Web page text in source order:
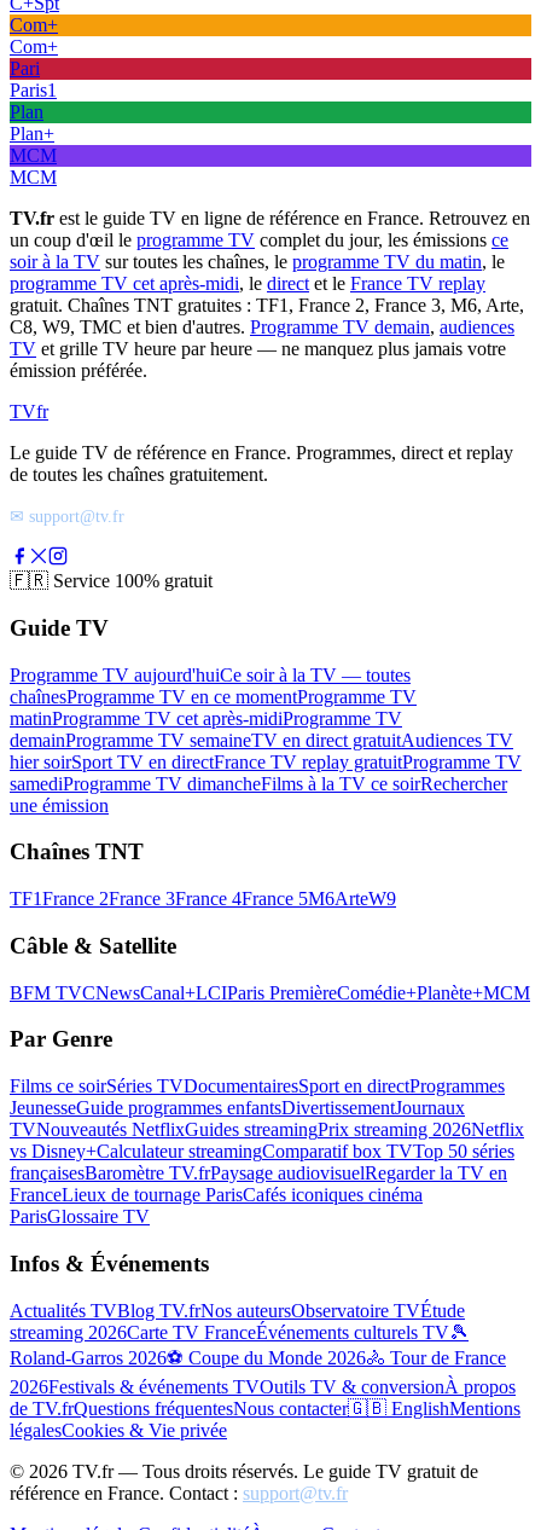
Com+
Com+
Pari
Paris1
Plan
Plan+
MCM
MCM
TV.fr est le guide TV en ligne de référence en France. Retrouvez en
un coup d'œil le programme TV complet du jour, les émissions ce
soir à la TV sur toutes les chaînes, le programme TV du matin, le
programme TV cet après-midi, le direct et le France TV replay
gratuit. Chaînes TNT gratuites : TF1, France 2, France 3, M6, Arte,
C8, W9, TMC et bien d'autres. Programme TV demain, audiences
TV et grille TV heure par heure — ne manquez plus jamais votre
émission préférée.
TVfr
Le guide TV de référence en France. Programmes, direct et replay
de toutes les chaînes gratuitement.
✉ support@tv.fr
🇫🇷 Service 100% gratuit
Guide TV
Programme TV aujourd'huiCe soir à la TV — toutes
chaînesProgramme TV en ce momentProgramme TV
matinProgramme TV cet après-midiProgramme TV
demainProgramme TV semaineTV en direct gratuitAudiences TV
hier soirSport TV en directFrance TV replay gratuitProgramme TV
samediProgramme TV dimancheFilms à la TV ce soirRechercher
une émission
Chaînes TNT
TF1France 2France 3France 4France 5M6ArteW9
Câble & Satellite
BFM TVCNewsCanal+LCIParis PremièreComédie+Planète+MCM
Par Genre
Films ce soirSéries TVDocumentairesSport en directProgrammes
JeunesseGuide programmes enfantsDivertissementJournaux
TVNouveautés NetflixGuides streamingPrix streaming 2026Netflix
vs Disney+Calculateur streamingComparatif box TVTop 50 séries
françaisesBaromètre TV.frPaysage audiovisuelRegarder la TV en
FranceLieux de tournage ParisCafés iconiques cinéma
ParisGlossaire TV
Infos & Événements
Actualités TVBlog TV.frNos auteursObservatoire TVÉtude
streaming 2026Carte TV FranceÉvénements culturels TV🎾
Roland-Garros 2026⚽ Coupe du Monde 2026🚴 Tour de France
2026Festivals & événements TVOutils TV & conversionÀ propos
de TV.frQuestions fréquentesNous contacter🇬🇧 EnglishMentions
légalesCookies & Vie privée
© 2026 TV.fr — Tous droits réservés. Le guide TV gratuit de
référence en France. Contact : support@tv.fr